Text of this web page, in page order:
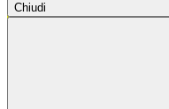
Chiudi